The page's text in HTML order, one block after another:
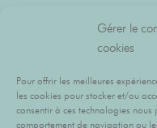
Gérer le
cookies
Pour offrir les meilleures
les cookies pour stocker et/ou
consentir à ces technologies
comportement de navigation ou
L’art